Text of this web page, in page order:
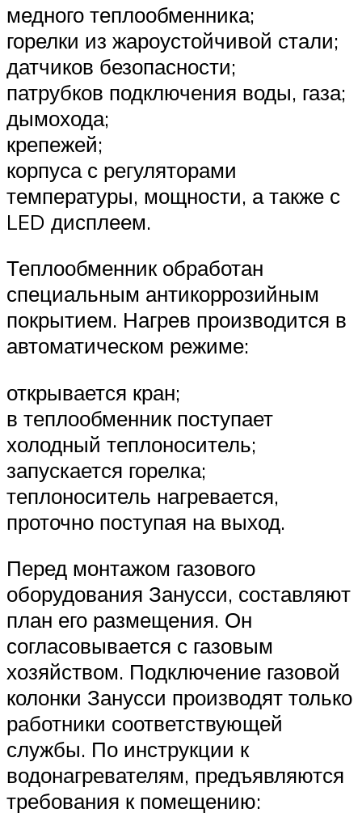
медного теплообменника;
горелки из жароустойчивой стали;
датчиков безопасности;
патрубков подключения воды, газа;
дымохода;
крепежей;
корпуса с регуляторами
температуры, мощности, а также с
LED дисплеем.
Теплообменник обработан
специальным антикоррозийным
покрытием. Нагрев производится в
автоматическом режиме:
открывается кран;
в теплообменник поступает
холодный теплоноситель;
запускается горелка;
теплоноситель нагревается,
проточно поступая на выход.
Перед монтажом газового
оборудования Занусси, составляют
план его размещения. Он
согласовывается с газовым
хозяйством. Подключение газовой
колонки Занусси производят только
работники соответствующей
службы. По инструкции к
водонагревателям, предъявляются
требования к помещению: